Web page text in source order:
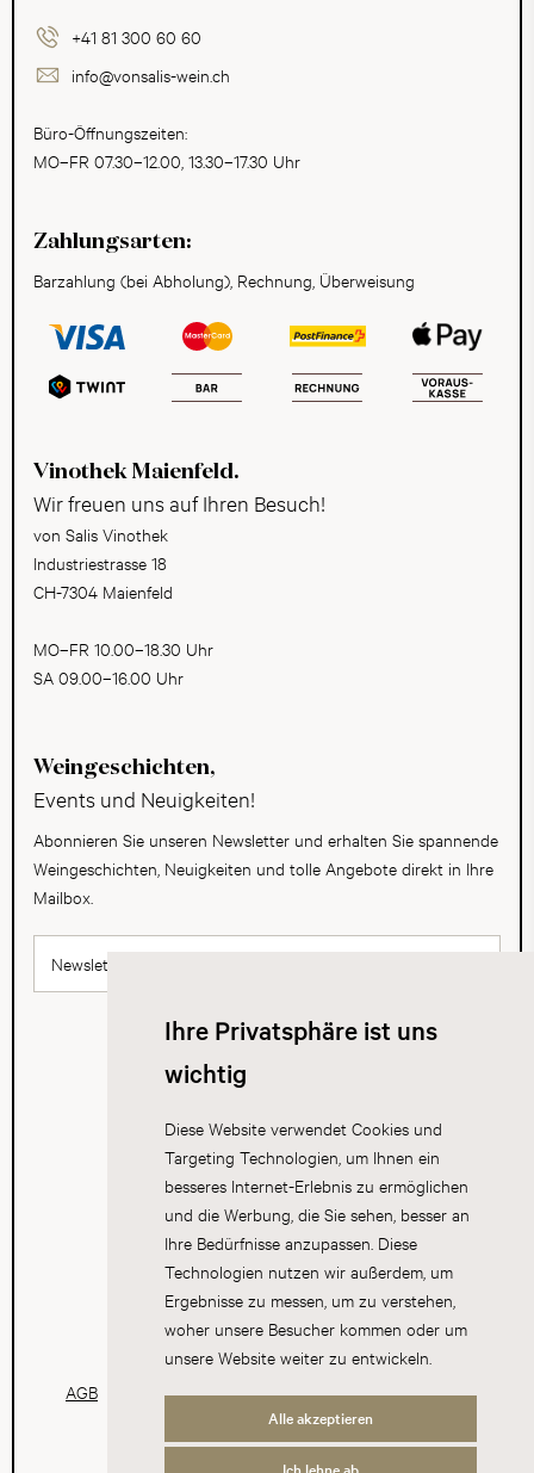
Ihre Privatsphäre ist uns
wichtig
Diese Website verwendet Cookies und
Targeting Technologien, um Ihnen ein
besseres Internet-Erlebnis zu ermöglichen
und die Werbung, die Sie sehen, besser an
Ihre Bedürfnisse anzupassen. Diese
Technologien nutzen wir außerdem, um
Ergebnisse zu messen, um zu verstehen,
woher unsere Besucher kommen oder um
unsere Website weiter zu entwickeln.
Alle akzeptieren
+41 81 300 60 60
info@vonsalis-wein.ch
Büro-Öffnungszeiten:
MO–FR 07.30–12.00, 13.30–17.30 Uhr
Zahlungsarten:
Barzahlung (bei Abholung), Rechnung, Überweisung
Vinothek Maienfeld.
Wir freuen uns auf Ihren Besuch!
von Salis Vinothek
Industriestrasse 18
CH-7304 Maienfeld
MO–FR 10.00–18.30 Uhr
SA 09.00–16.00 Uhr
Weingeschichten,
Events und Neuigkeiten!
Abonnieren Sie unseren Newsletter und erhalten Sie spannende
Weingeschichten, Neuigkeiten und tolle Angebote direkt in Ihre
Mailbox.
Newsletter abonnieren
AGB Datenschutz Impressum Cookies